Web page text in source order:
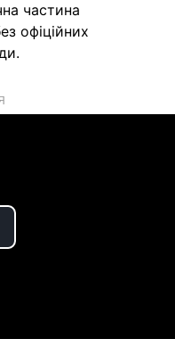
частина
офіційних